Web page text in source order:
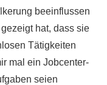
beeinflussen
hat, dass sie
Tätigkeiten
mal ein Jobcenter-
seien